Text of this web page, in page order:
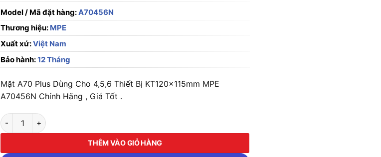
Model / Mã đặt hàng:A70456N
Thương hiệu: MPE
Xuất xứ:Việt Nam
Bảo hành:12 Tháng
Mặt A70 Plus Dùng Cho 4,5,6 Thiết Bị KT120x115mm MPE
A70456N Chính Hãng , Giá Tốt .
Mặt A70 Plus Dùng Cho 4,5,6 Thiết Bị KT120x115mm MPE A70456N số lượng
THÊM VÀO GIỎ HÀNG